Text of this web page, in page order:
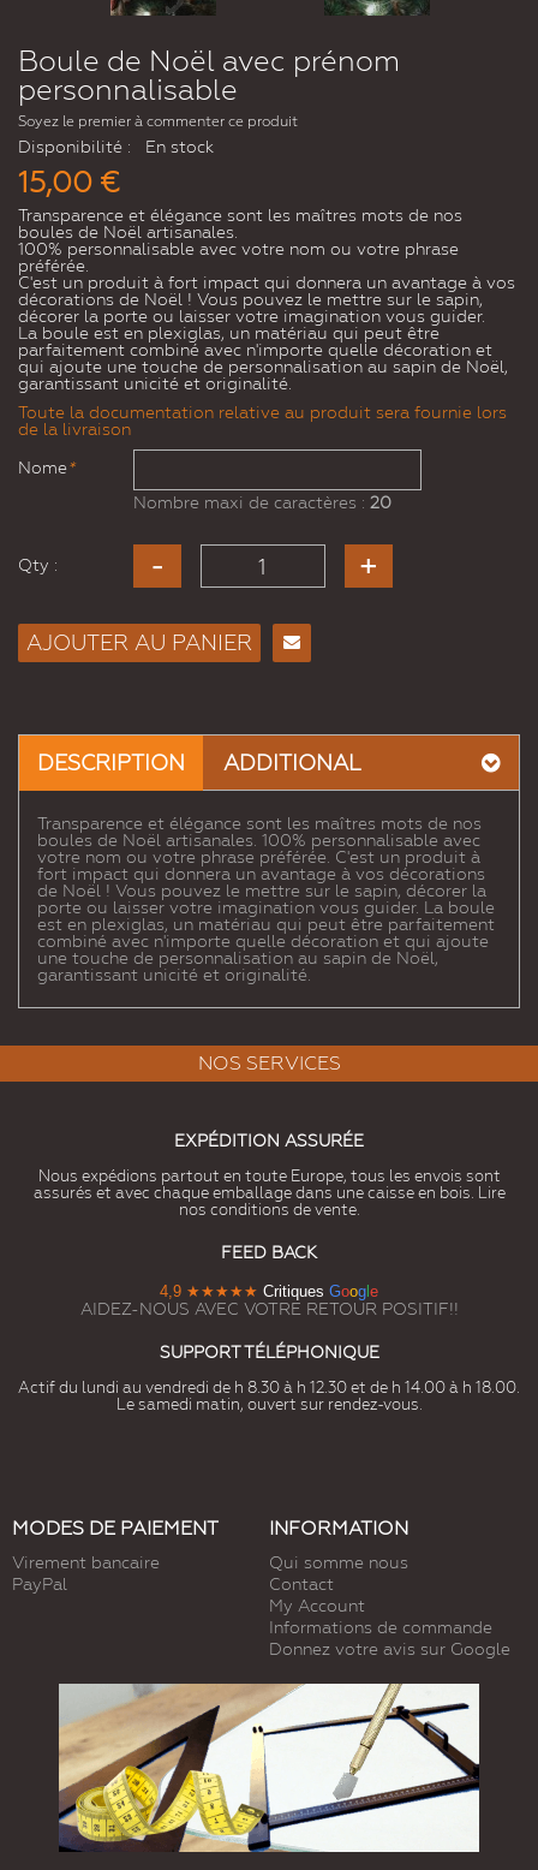
Boule de Noël avec prénom
personnalisable
Soyez le premier à commenter ce produit
Disponibilité : En stock
15,00 €
Transparence et élégance sont les maîtres mots de nos
boules de Noël artisanales.
100% personnalisable avec votre nom ou votre phrase
préférée.
C'est un produit à fort impact qui donnera un avantage à vos
décorations de Noël ! Vous pouvez le mettre sur le sapin,
décorer la porte ou laisser votre imagination vous guider.
La boule est en plexiglas, un matériau qui peut être
parfaitement combiné avec n'importe quelle décoration et
qui ajoute une touche de personnalisation au sapin de Noël,
garantissant unicité et originalité.
Toute la documentation relative au produit sera fournie lors
de la livraison
*
Nome
Nombre maxi de caractères : 20
Qty :
AJOUTER AU PANIER
DESCRIPTION ADDITIONAL
Transparence et élégance sont les maîtres mots de nos
boules de Noël artisanales. 100% personnalisable avec
votre nom ou votre phrase préférée. C'est un produit à
fort impact qui donnera un avantage à vos décorations
de Noël ! Vous pouvez le mettre sur le sapin, décorer la
porte ou laisser votre imagination vous guider. La boule
est en plexiglas, un matériau qui peut être parfaitement
combiné avec n'importe quelle décoration et qui ajoute
une touche de personnalisation au sapin de Noël,
garantissant unicité et originalité.
NOS SERVICES
EXPÉDITION ASSURÉE
Nous expédions partout en toute Europe, tous les envois sont
assurés et avec chaque emballage dans une caisse en bois. Lire
nos conditions de vente.
FEED BACK
4,9 ★★★★★ Critiques Goog e
AIDEZ-NOUS AVEC VOTRE RETOUR POSITIF!!
SUPPORT TÉLÉPHONIQUE
Actif du lundi au vendredi de h 8.30 à h 12.30 et de h 14.00 à h 18.00.
Le samedi matin, ouvert sur rendez-vous.
MODES DE PAIEMENT
Virement bancaire
PayPal
INFORMATION
Qui somme nous
Contact
My Account
Informations de commande
Donnez votre avis sur Google